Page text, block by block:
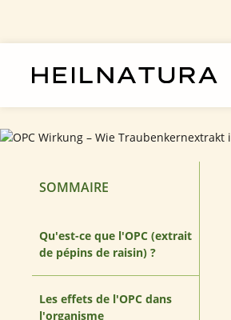
SOMMAIRE
Qu'est-ce que l'OPC (extrait
de pépins de raisin) ?
Les effets de l'OPC dans
l'organisme